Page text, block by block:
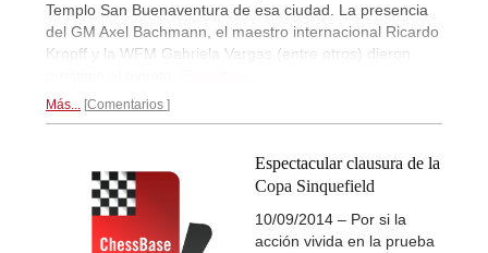
Templo San Buenaventura de esa ciudad. La presencia
del GM Axel Bachmann, el maestro internacional Ricardo
Kropff y la WFM Gabriela Vargas (entre otros) dieron
Más... Comentarios
Espectacular clausura de la
Copa Sinquefield
10/09/2014 – Por si la
acción vivida en la prueba